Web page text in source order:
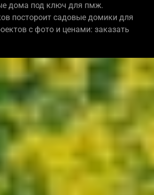
дома под ключ для пмж.
постороит садовые домики для
с фото и ценами: заказать